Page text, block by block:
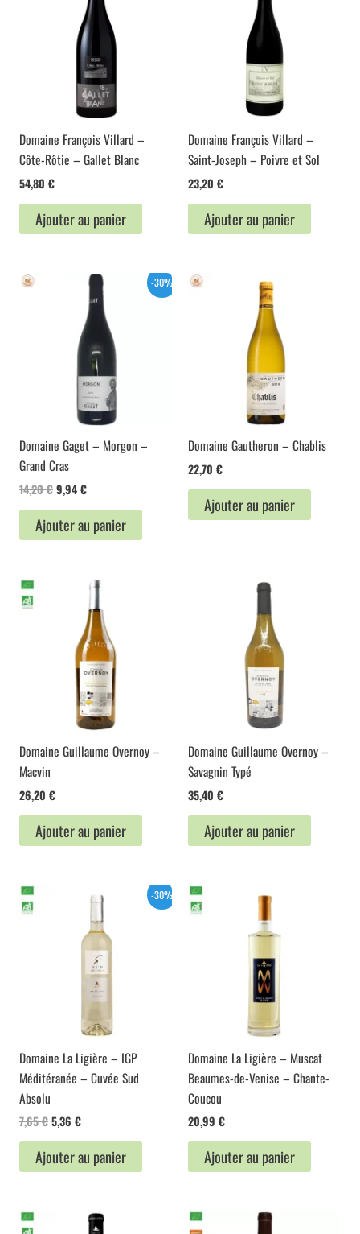
Domaine François Villard –
Côte-Rôtie – Gallet Blanc
54,80 €
Ajouter au panier
Domaine François Villard –
Saint-Joseph – Poivre et Sol
23,20 €
Ajouter au panier
-30%
Domaine Gaget – Morgon –
Grand Cras
14,20€Le
initial
était :
14,20 €.
9,94€Le
actuel
est :
9,94 €.
Ajouter au panier
Domaine Gautheron – Chablis
22,70 €
Ajouter au panier
Domaine Guillaume Overnoy –
Macvin
26,20 €
Ajouter au panier
Domaine Guillaume Overnoy –
Savagnin Typé
35,40 €
Ajouter au panier
-30%
Domaine La Ligière – IGP
Méditéranée – Cuvée Sud
Absolu
7,65€Le
initial
était :
5,36 €Le
est :
Ajouter au panier
Domaine La Ligière – Muscat
Beaumes-de-Venise – Chante-
Coucou
20,99 €
Ajouter au panier